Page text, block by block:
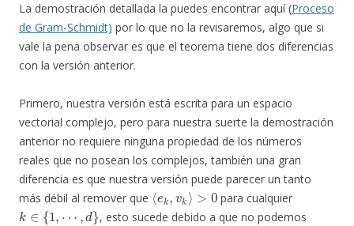
La demostración detallada la puedes encontrar aquí (Proceso
de Gram-Schmidt) por lo que no la revisaremos, algo que si
vale la pena observar es que el teorema tiene dos diferencias
con la versión anterior.
Primero, nuestra versión está escrita para un espacio
vectorial complejo, pero para nuestra suerte la demostración
anterior no requiere ninguna propiedad de los números
reales que no posean los complejos, también una gran
diferencia es que nuestra versión puede parecer un tanto
más débil al remover que
⟨ek,vk⟩>0
para cualquier
k∈{ 1,⋯ d }
, esto sucede debido a que no podemos